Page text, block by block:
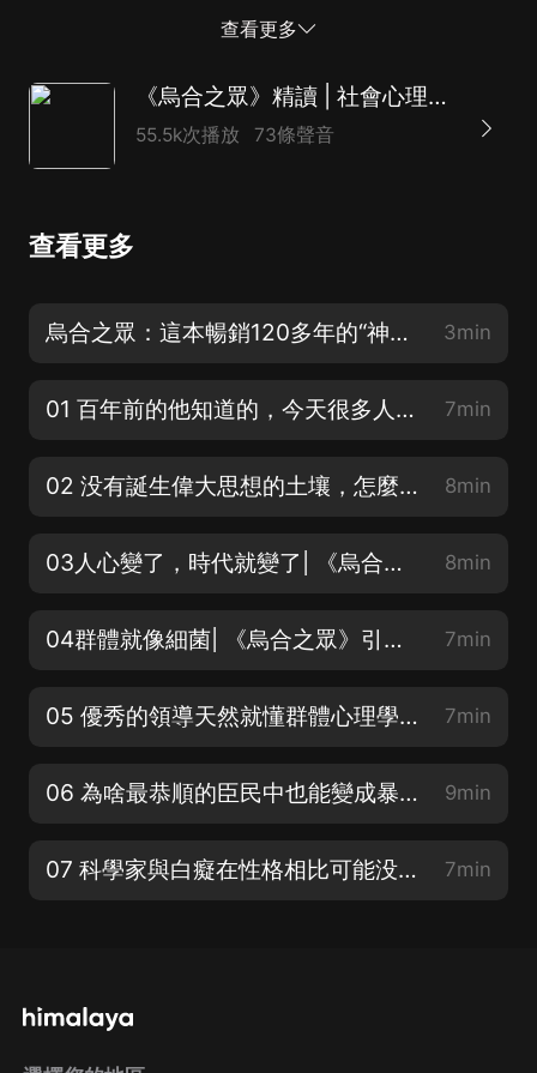
研究這些事件之后，就會發現在這些表面原因的背后，還
正的歷史上的大動蕩，其實不是那些讓我們吃驚的宏大暴
烈的事情。只有思想、觀念和信仰的變化，才是造成文明
因為人類一代代傳下來的思維結構是很穩定的。作者認
經歷轉型過程的幾個關鍵期中的一個。這種思想轉型的基
的要素都在這些信仰中。其次是現代科...
查看更多
《烏合之眾》精讀 | 社會心理學暢銷榜TOP1（全新修訂版）
55.5k次播放 73條聲音
查看更多
烏合之眾：這本暢銷120多年的“神書”究竟講了什麼？ 3min
01 百年前的他知道的，今天很多人仍不懂 | 《烏合之眾》1902年作者序言（上） 7min
02 没有誕生偉大思想的土壤，怎麼會有偉大思想的誕生 | 《烏合之眾》1902年作者序言（下） 8min
03人心變了，時代就變了| 《烏合之眾》引言群體的時代（上） 8min
04群體就像細菌| 《烏合之眾》引言群體的時代（中） 7min
05 優秀的領導天然就懂群體心理學| 《烏合之眾》引言群體的時代（下） 7min
06 為啥最恭順的臣民中也能變成暴徒| 《烏合之眾》群體的普遍特征和群體思維（一） 9min
07 科學家與白癡在性格相比可能没有差别| 《烏合之眾》群體的普遍特征和群體思維（二） 7min